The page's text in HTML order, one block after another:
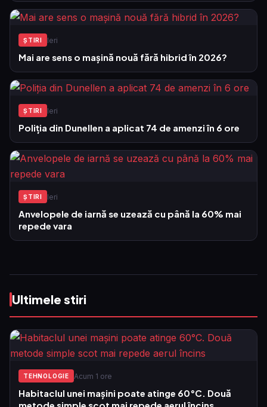
ŞTIRI Ieri
Mai are sens o mașină nouă fără hibrid în 2026?
ŞTIRI Ieri
Poliția din Dunellen a aplicat 74 de amenzi în 6 ore
ŞTIRI Ieri
Anvelopele de iarnă se uzează cu până la 60% mai
repede vara
Ultimele stiri
TEHNOLOGIE Acum 1 ore
Habitaclul unei mașini poate atinge 60°C. Două